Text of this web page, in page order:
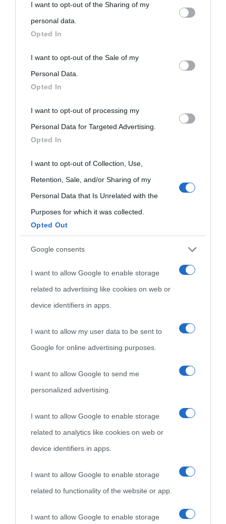
personal information by third parties on the IAB’s list of
downstream participants.
This information may also be disclosed by us to third parties
on the IAB’s List of Downstream Participants that may further
disclose it to other third parties.
Please note that this website/app uses one or more Google
services and may gather and store information including but
not limited to your visit or usage behaviour. You may click to
grant or deny consent to Google and its third-party tags to
use your data for below specified purposes in below Google
consent section.
I want to opt-out of the Sharing of my
personal data.
Opted In
I want to opt-out of the Sale of my
Personal Data.
Opted In
I want to opt-out of processing my
Personal Data for Targeted Advertising.
Opted In
I want to opt-out of Collection, Use,
Retention, Sale, and/or Sharing of my
Personal Data that Is Unrelated with the
Purposes for which it was collected.
Opted Out
Google consents
I want to allow Google to enable storage
related to advertising like cookies on web or
device identifiers in apps.
I want to allow my user data to be sent to
Google for online advertising purposes.
I want to allow Google to send me
personalized advertising.
I want to allow Google to enable storage
related to analytics like cookies on web or
device identifiers in apps.
I want to allow Google to enable storage
related to functionality of the website or app.
I want to allow Google to enable storage
Biografie di
visitate
Indice dei nomi
Cookie policy
Contatti